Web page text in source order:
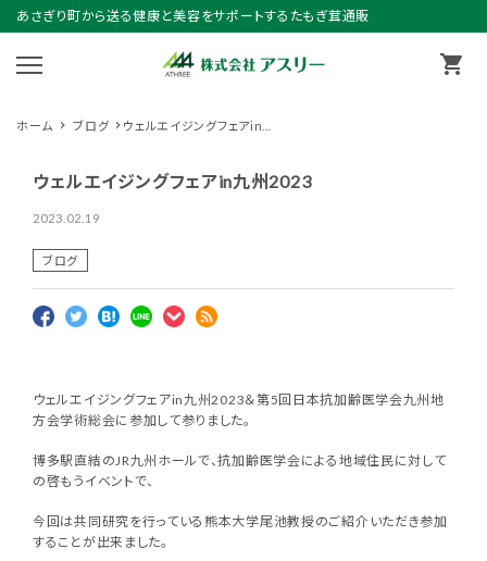
あさぎり町から送る健康と美容をサポートするたもぎ茸通販
shopping_cart
ホーム ブログ
ウェルエイジングフェアin九
ウェルエイジングフェアin九州2023
2023.02.19
ブログ
ウェルエイジングフェアin九州2023＆第5回日本抗加齢医学会九州地
方会学術総会に参加して参りました。
博多駅直結のJR九州ホールで、抗加齢医学会による地域住民に対して
の啓もうイベントで、
今回は共同研究を行っている熊本大学尾池教授のご紹介いただき参加
することが出来ました。